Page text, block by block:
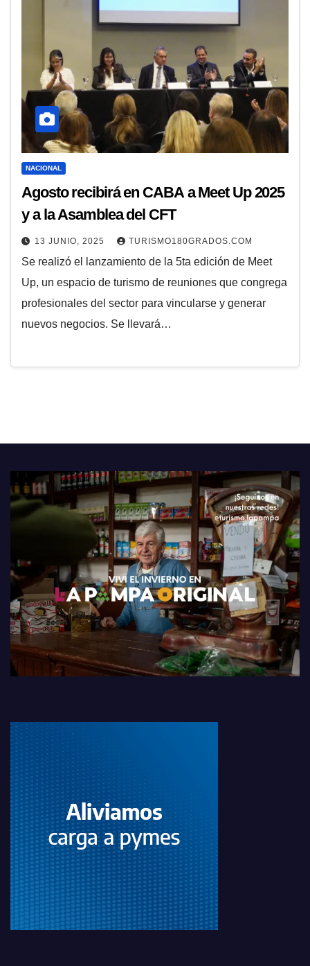
NACIONAL
Agosto recibirá en CABA a Meet Up 2025
y a la Asamblea del CFT
13 JUNIO, 2025 TURISMO180GRADOS.COM
Se realizó el lanzamiento de la 5ta edición de Meet
Up, un espacio de turismo de reuniones que congrega
profesionales del sector para vincularse y generar
nuevos negocios. Se llevará…